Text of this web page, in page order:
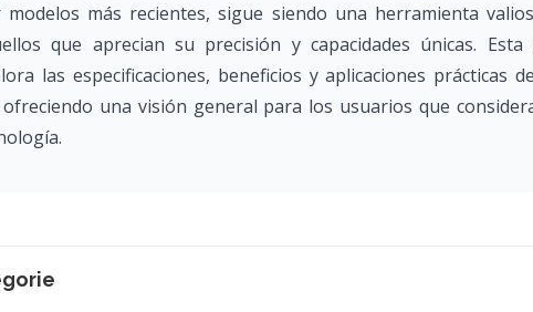
modelos más recientes, sigue siendo una herramienta
que aprecian su precisión y capacidades únicas. Esta
las especificaciones, beneficios y aplicaciones prácticas
ofreciendo una visión general para los usuarios que
por capa. Esto proporciona superficies lisas y detalles